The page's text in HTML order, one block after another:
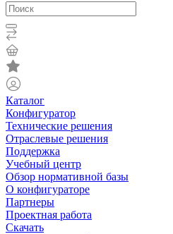
Каталог
Конфигуратор
Технические решения
Отраслевые решения
Поддержка
Учебный центр
Обзор нормативной базы
О конфигураторе
Партнеры
Проектная работа
Скачать